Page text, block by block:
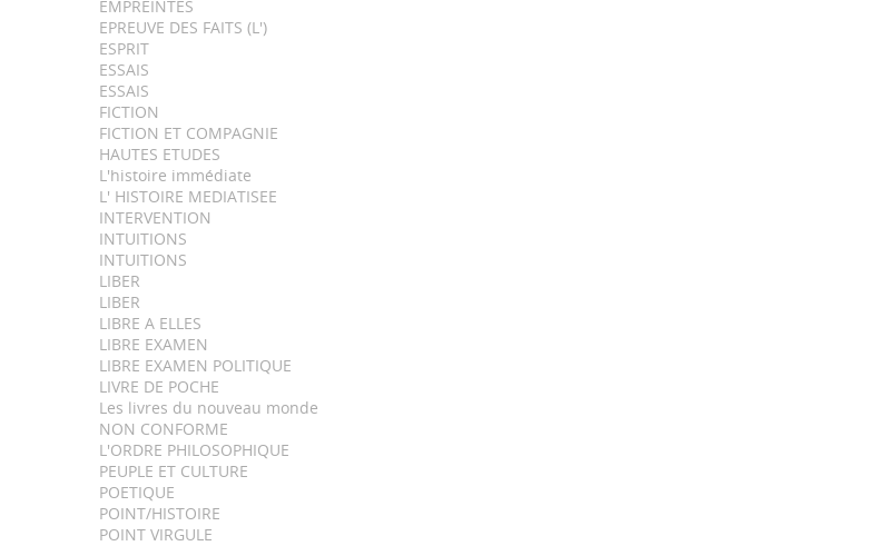
EMPREINTES
EPREUVE DES FAITS (L')
ESPRIT
ESSAIS
ESSAIS
FICTION
FICTION ET COMPAGNIE
HAUTES ETUDES
L'histoire immédiate
L' HISTOIRE MEDIATISEE
INTERVENTION
INTUITIONS
INTUITIONS
LIBER
LIBER
LIBRE A ELLES
LIBRE EXAMEN
LIBRE EXAMEN POLITIQUE
LIVRE DE POCHE
Les livres du nouveau monde
NON CONFORME
L'ORDRE PHILOSOPHIQUE
PEUPLE ET CULTURE
POETIQUE
POINT/HISTOIRE
POINT VIRGULE